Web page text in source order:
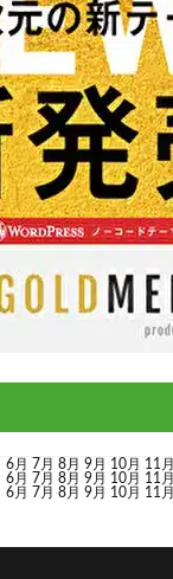
6月 7月 8月 9月 10月 11月
6月 7月 8月 9月 10月 11月
6月 7月 8月 9月 10月 11月